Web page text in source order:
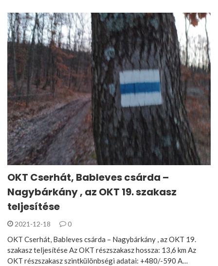
OKT Cserhát, Bableves csárda –
Nagybárkány , az OKT 19. szakasz
teljesítése
2021-12-18 0
OKT Cserhát, Bableves csárda – Nagybárkány , az OKT 19.
szakasz teljesítése Az OKT részszakasz hossza: 13,6 km Az
OKT részszakasz szintkülönbségi adatai: +480/-590 A…